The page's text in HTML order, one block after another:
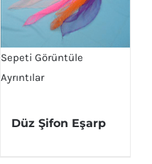
Sepeti Görüntüle
Ayrıntılar
Düz Şifon Eşarp